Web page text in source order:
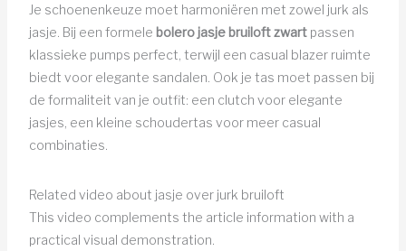
Je schoenenkeuze moet harmoniëren met zowel jurk als
jasje. Bij een formele bolero jasje bruiloft zwartpassen
klassieke pumps perfect, terwijl een casual blazer ruimte
biedt voor elegante sandalen. Ook je tas moet passen bij
de formaliteit van je outfit: een clutch voor elegante
jasjes, een kleine schoudertas voor meer casual
combinaties.
Related video about jasje over jurk bruiloft
This video complements the article information with a
practical visual demonstration.